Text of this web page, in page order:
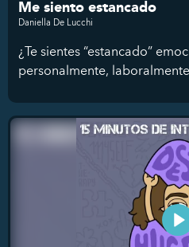
Me siento estancado
Daniella De Lucchi
¿Te sientes “estancado”
personalmente,